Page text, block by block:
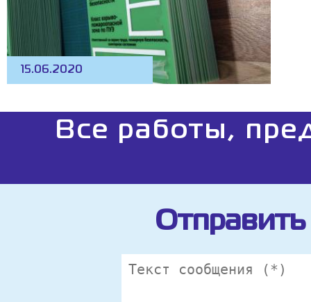
15.06.2020
Все работы,
Отправить